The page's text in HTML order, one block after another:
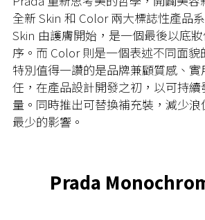
全新 Skin 和 Color 兩大標誌性產品
Skin 由護膚開始，是一個最後以底
序。而 Color 則是一個表述不同面貌
特別值得一讚的是品牌兼顧質感、
任，在產品設計開發之初，以可持
量。同時推出可替換補充裝，減少
最少的影響。
Prada